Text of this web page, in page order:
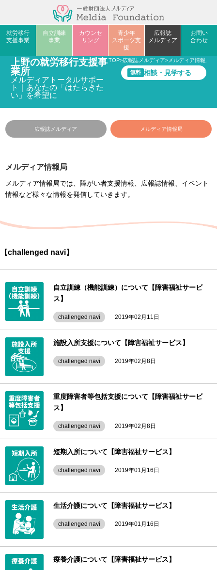
就労移行
支援事業
自立訓練
事業
カウンセ
リング
青少年
スポーツ支
援
広報誌
メルディア
お問い
合わせ
上野の就労移行支援事
業所
メルディアトータルサポー
ト｜あなたの「はたらきた
い」を希望に
TOP>広報誌メルディア> メルディア情報局
無料 相談・見学する
広報誌メルディア メルディア情報局
メルディア情報局
メルディア情報局では、障がい者支援情報、広報誌情報、イベント
情報など様々な情報を発信していきます。
【challenged navi】
自立訓練（機能訓練）について【障害福祉サービ
ス】
challenged navi 2019年02月11日
施設入所支援について【障害福祉サービス】
challenged navi 2019年02月8日
重度障害者等包括支援について【障害福祉サービ
ス】
challenged navi 2019年02月8日
短期入所について【障害福祉サービス】
challenged navi 2019年01月16日
生活介護について【障害福祉サービス】
challenged navi 2019年01月16日
療養介護について【障害福祉サービス】